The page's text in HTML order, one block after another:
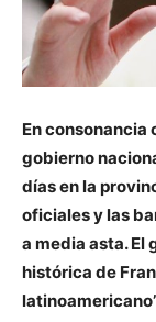
En consonancia
gobierno
días en la
oficiales y las
a media asta.
histórica de